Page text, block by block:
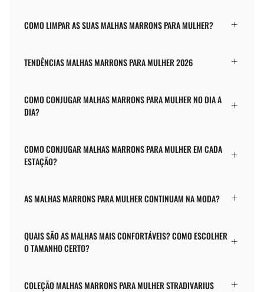
COMO LIMPAR AS SUAS MALHAS MARRONS PARA MULHER?
TENDÊNCIAS MALHAS MARRONS PARA MULHER 2026
COMO CONJUGAR MALHAS MARRONS PARA MULHER NO DIA A
DIA?
COMO CONJUGAR MALHAS MARRONS PARA MULHER EM CADA
ESTAÇÃO?
AS MALHAS MARRONS PARA MULHER CONTINUAM NA MODA?
QUAIS SÃO AS MALHAS MAIS CONFORTÁVEIS? COMO ESCOLHER
O TAMANHO CERTO?
COLEÇÃO MALHAS MARRONS PARA MULHER STRADIVARIUS